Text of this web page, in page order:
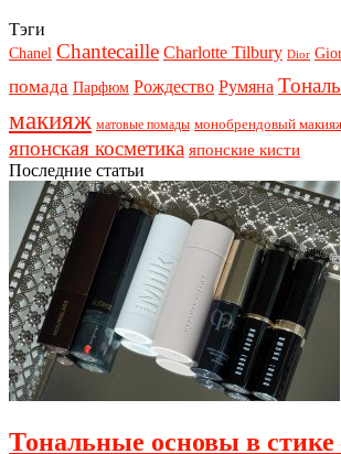
Тэги
Chanel Chantecaille Charlotte Tilbury Dior
помада Парфюм Рождество Румяна
макияж матовые помады монобрендовый
японская косметика японские кисти
Последние статьи
Тональные основы в стике